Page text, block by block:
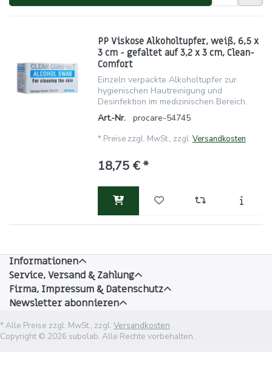
PP Viskose Alkoholtupfer, weiß, 6,5 x
3 cm - gefaltet auf 3,2 x 3 cm, Clean-
Comfort
Einzeln verpackte Alkoholtupfer zur
hygienischen Hautreinigung und
Desinfektion im medizinischen Bereich.
Art.-Nr.
procare-54745
* Preise zzgl. MwSt., zzgl. Versandkosten
18,75 € *
Informationen
Service, Versand & Zahlung
Firma, Impressum & Datenschutz
Newsletter abonnieren
* Alle Preise zzgl. MwSt., zzgl. Versandkosten
Copyright © 2026 subolab. Alle Rechte vorbehalten.